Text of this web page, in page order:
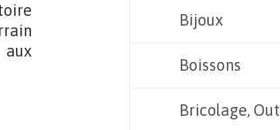
Bijoux
Boissons
Bricolage,